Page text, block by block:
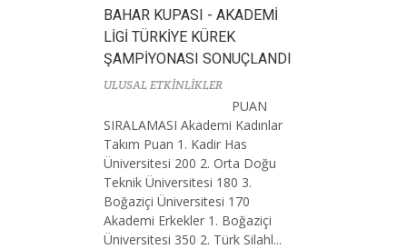
BAHAR KUPASI - AKADEMİ
LİGİ TÜRKİYE KÜREK
ŞAMPİYONASI SONUÇLANDI
ULUSAL ETKİNLİKLER
PUAN
SIRALAMASI Akademi Kadınlar
Takım Puan 1. Kadir Has
Üniversitesi 200 2. Orta Doğu
Teknik Üniversitesi 180 3.
Boğaziçi Üniversitesi 170
Akademi Erkekler 1. Boğaziçi
Üniversitesi 350 2. Türk Silahl...